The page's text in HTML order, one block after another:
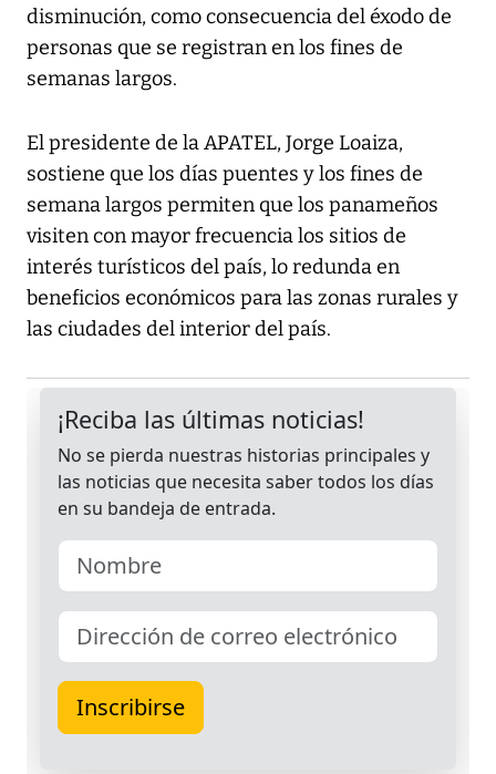
disminución, como consecuencia del éxodo de
personas que se registran en los fines de
semanas largos.
El presidente de la APATEL, Jorge Loaiza,
sostiene que los días puentes y los fines de
semana largos permiten que los panameños
visiten con mayor frecuencia los sitios de
interés turísticos del país, lo redunda en
beneficios económicos para las zonas rurales y
las ciudades del interior del país.